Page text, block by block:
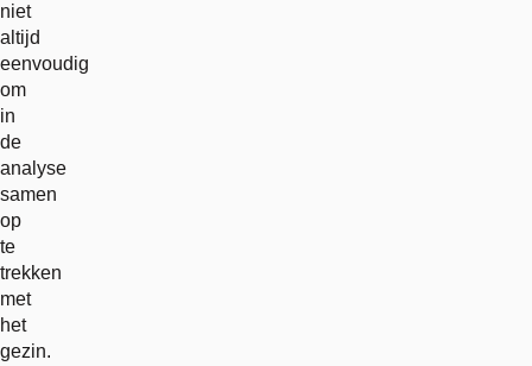
niet
altijd
eenvoudig
om
in
de
analyse
samen
op
te
trekken
met
het
gezin.